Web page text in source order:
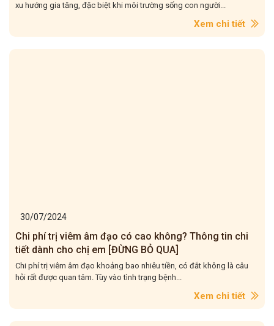
xu hướng gia tăng, đặc biệt khi môi trường sống con người...
Xem chi tiết
30/07/2024
Chi phí trị viêm âm đạo có cao không? Thông tin chi
tiết dành cho chị em [ĐỪNG BỎ QUA]
Chi phí trị viêm âm đạo khoảng bao nhiêu tiền, có đắt không là câu
hỏi rất được quan tâm. Tùy vào tình trạng bệnh...
Xem chi tiết